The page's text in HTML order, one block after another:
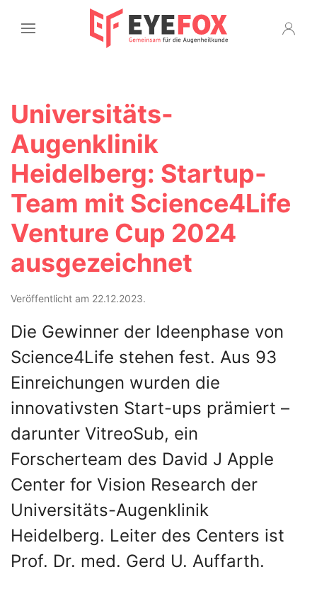
Universitäts-
Augenklinik
Heidelberg: Startup-
Team mit Science4Life
Venture Cup 2024
ausgezeichnet
Veröffentlicht am 22.12.2023.
Die Gewinner der Ideenphase von
Science4Life stehen fest. Aus 93
Einreichungen wurden die
innovativsten Start-ups prämiert –
darunter VitreoSub, ein
Forscherteam des David J Apple
Center for Vision Research der
Universitäts-Augenklinik
Heidelberg. Leiter des Centers ist
Prof. Dr. med. Gerd U. Auffarth.